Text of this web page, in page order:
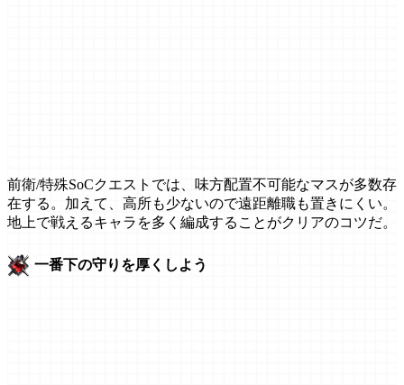
前衛/特殊SoCクエストでは、味方配置不可能なマスが多数存
在する。加えて、高所も少ないので遠距離職も置きにくい。
地上で戦えるキャラを多く編成することがクリアのコツだ。
一番下の守りを厚くしよう